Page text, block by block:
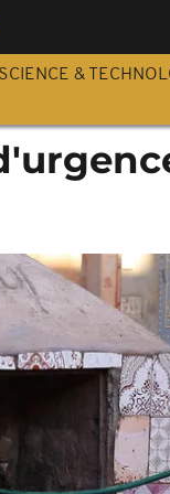
SCIENCE &